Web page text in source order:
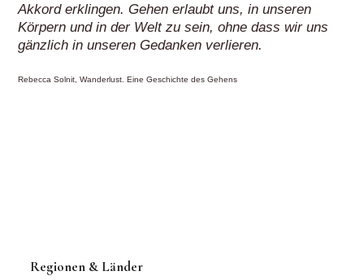
Akkord erklingen. Gehen erlaubt uns, in unseren
Körpern und in der Welt zu sein, ohne dass wir uns
gänzlich in unseren Gedanken verlieren.
Rebecca Solnit, Wanderlust. Eine Geschichte des Gehens
Regionen & Länder